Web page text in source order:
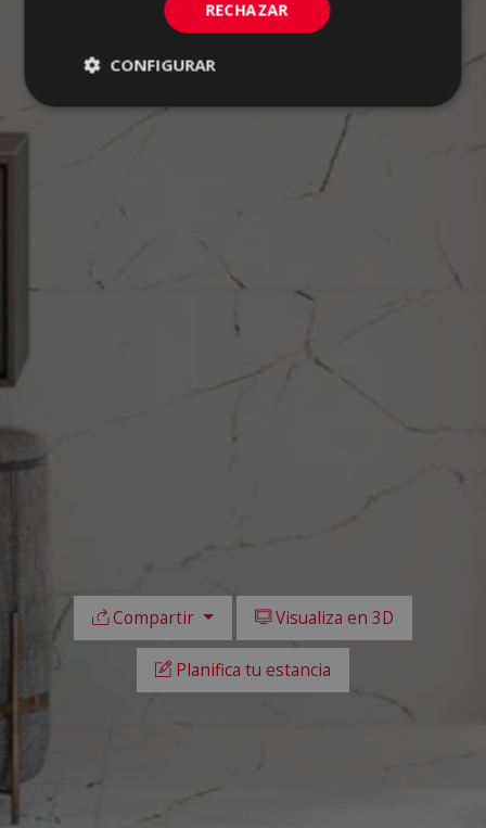
Compartir Visualiza en 3D
Planifica tu estancia
RECHAZAR
CONFIGURAR